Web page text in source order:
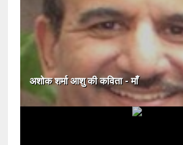
अशोक शर्मा आशु की कविता - माँ